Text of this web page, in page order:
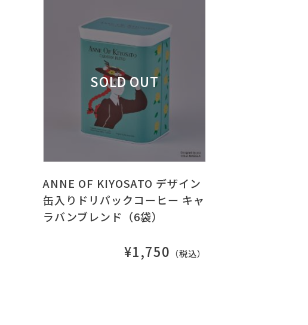
ANNE OF KIYOSATO デザイン
缶入りドリパックコーヒー キャ
ラバンブレンド（6袋）
¥1,750 （税込）